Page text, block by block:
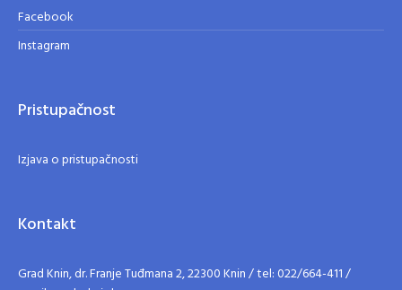
Facebook
Instagram
Pristupačnost
Izjava o pristupačnosti
Kontakt
Grad Knin, dr. Franje Tuđmana 2, 22300 Knin / tel: 022/664-411 /